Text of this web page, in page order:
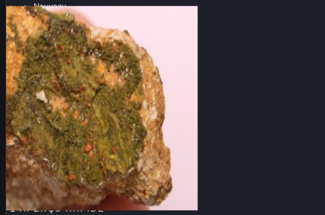
Nouveau
 APERÇU RAPIDE